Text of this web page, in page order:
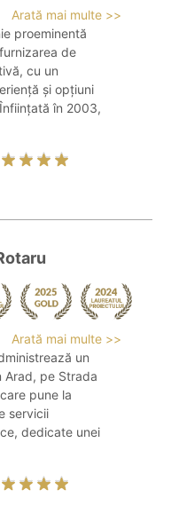
Arată mai multe >>
proeminentă
de
cu un
și opțiuni
în 2003,
Arată mai multe >>
un
Arad, pe Strada
pune la
servicii
dedicate unei